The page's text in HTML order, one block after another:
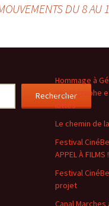
DU 8 AU
Rechercher
Hommage à
photographe
luttes
Le chemin de
Festival
APPEL À FILMS !
Festival
projet
Canal Marches